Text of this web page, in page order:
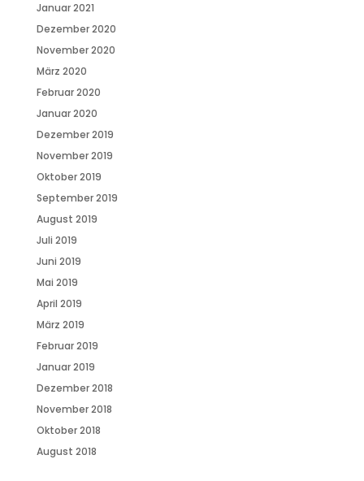
Januar 2021
Dezember 2020
November 2020
März 2020
Februar 2020
Januar 2020
Dezember 2019
November 2019
Oktober 2019
September 2019
August 2019
Juli 2019
Juni 2019
Mai 2019
April 2019
März 2019
Februar 2019
Januar 2019
Dezember 2018
November 2018
Oktober 2018
August 2018